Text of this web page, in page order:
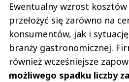
Ewentualny wzrost kosztów
przełożyć się zarówno na
konsumentów, jak i
branży gastronomicznej.
również wcześniejsze
możliwego spadku liczby